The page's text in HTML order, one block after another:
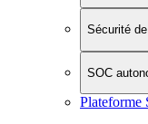
Sécurité
SOC